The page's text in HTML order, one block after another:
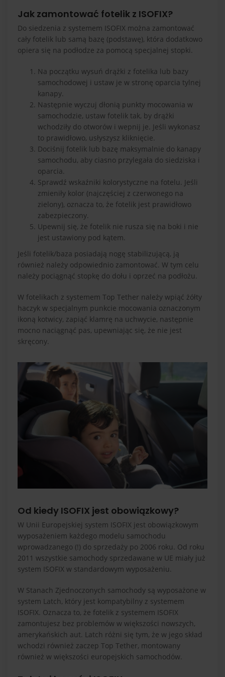
Jak zamontować fotelik z ISOFIX?
Do siedzenia z systemem ISOFIX można zamontować
cały fotelik lub samą bazę (podstawę), która dodatkowo
opiera się na podłodze za pomocą specjalnej stopki.
Na początku wysuń drążki z fotelika lub bazy
samochodowej i ustaw je w stronę oparcia tylnej
kanapy.
Następnie wyczuj dłonią punkty mocowania w
samochodzie, ustaw fotelik tak, by drążki
wchodziły do otworów i wepnij je. Jeśli wykonasz
to prawidłowo, usłyszysz kliknięcie.
Dociśnij fotelik lub bazę maksymalnie do kanapy
samochodu, aby ciasno przylegała do siedziska i
oparcia.
Sprawdź wskaźniki kolorystyczne na fotelu. Jeśli
zmieniły kolor (najczęściej z czerwonego na
zielony), oznacza to, że fotelik jest prawidłowo
zabezpieczony.
Upewnij się, że fotelik nie rusza się na boki i nie
jest ustawiony pod kątem.
Jeśli fotelik/baza posiadają nogę stabilizującą, ją
również należy odpowiednio zamontować. W tym celu
należy pociągnąć stopkę do dołu i oprzeć na podłożu.
W fotelikach z systemem Top Tether należy wpiąć żółty
haczyk w specjalnym punkcie mocowania oznaczonym
ikoną kotwicy, zapiąć klamrę na uchwycie, następnie
mocno naciągnąć pas, upewniając się, że nie jest
skręcony.
Od kiedy ISOFIX jest obowiązkowy?
W Unii Europejskiej system ISOFIX jest obowiązkowym
wyposażeniem każdego modelu samochodu
wprowadzanego (!) do sprzedaży po 2006 roku. Od roku
2011 wszystkie samochody sprzedawane w UE miały już
system ISOFIX w standardowym wyposażeniu.
W Stanach Zjednoczonych samochody są wyposażone w
system Latch, który jest kompatybilny z systemem
ISOFIX. Oznacza to, że fotelik z systemem ISOFIX
zamontujesz bez problemów w większości nowszych,
amerykańskich aut. Latch różni się tym, że w jego skład
wchodzi również zaczep Top Tether, montowany
również w większości europejskich samochodów.